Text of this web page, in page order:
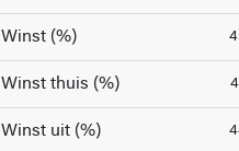
Winst (%)
Winst thuis (%)
Winst uit (%)